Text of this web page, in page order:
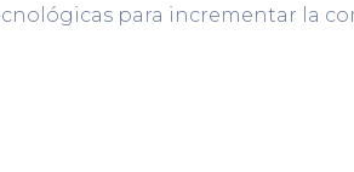
para incrementar la